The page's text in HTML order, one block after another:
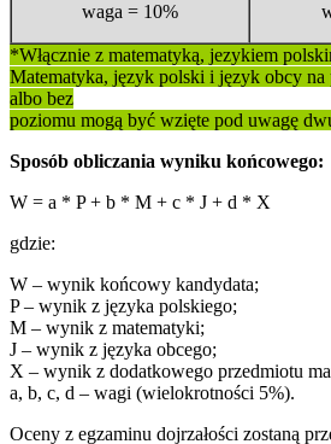
waga = 10%
*Włącznie z matematyką, jezykiem
Matematyka, język polski i język obcy na
albo bez
poziomu mogą być wzięte pod uwagę
Sposób obliczania wyniku końcowego:
W = a * P + b * M + c * J + d * X
gdzie:
W – wynik końcowy kandydata;
P – wynik z języka polskiego;
M – wynik z matematyki;
J – wynik z języka obcego;
X – wynik z dodatkowego przedmiotu
a, b, c, d – wagi (wielokrotności 5%).
Oceny z egzaminu dojrzałości zostaną